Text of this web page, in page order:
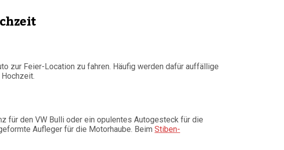
zur Feier-Location zu fahren. Häufig werden dafür auffällige
für den VW Bulli oder ein opulentes Autogesteck für die
Aufleger für die Motorhaube. Beim Stiben-